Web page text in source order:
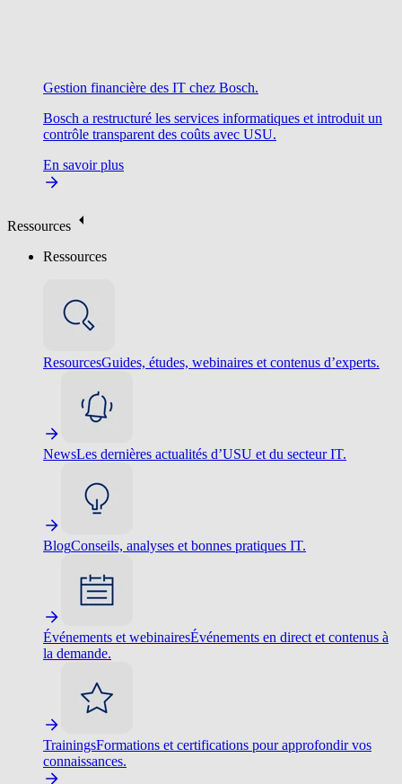
Gestion financière des IT chez Bosch.
Bosch a restructuré les services informatiques et introduit un
contrôle transparent des coûts avec USU.
En savoir plus
Ressources
Ressources
ResourcesGuides, études, webinaires et contenus d’experts.
NewsLes dernières actualités d’USU et du secteur IT.
BlogConseils, analyses et bonnes pratiques IT.
Événements et webinairesÉvénements en direct et contenus à
la demande.
TrainingsFormations et certifications pour approfondir vos
connaissances.